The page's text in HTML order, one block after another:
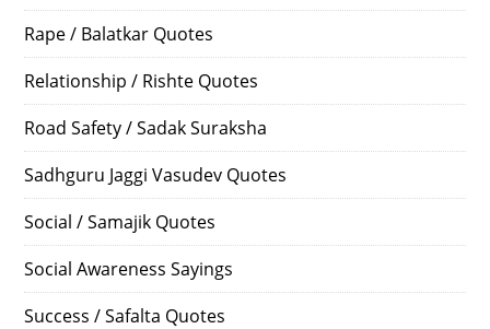
Rape / Balatkar Quotes
Relationship / Rishte Quotes
Road Safety / Sadak Suraksha
Sadhguru Jaggi Vasudev Quotes
Social / Samajik Quotes
Social Awareness Sayings
Success / Safalta Quotes